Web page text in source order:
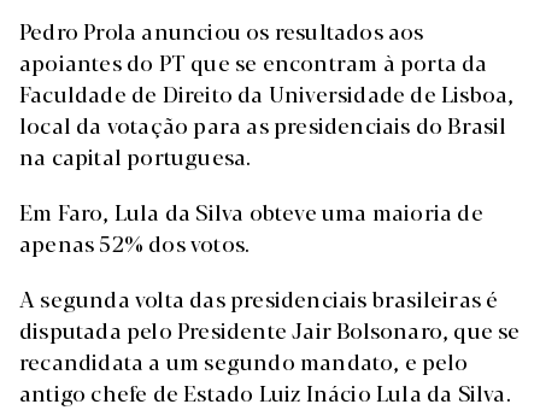
Pedro Prola anunciou os resultados aos
apoiantes do PT que se encontram à porta da
Faculdade de Direito da Universidade de Lisboa,
local da votação para as presidenciais do Brasil
na capital portuguesa.
Em Faro, Lula da Silva obteve uma maioria de
apenas 52% dos votos.
A segunda volta das presidenciais brasileiras é
disputada pelo Presidente Jair Bolsonaro, que se
recandidata a um segundo mandato, e pelo
antigo chefe de Estado Luiz Inácio Lula da Silva.